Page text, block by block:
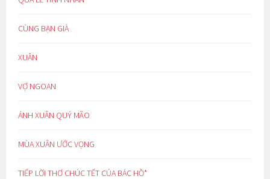
CÙNG BẠN GIÀ
XUÂN
VỢ NGOAN
ÁNH XUÂN QUÝ MÃO
MÙA XUÂN ƯỚC VỌNG
TIẾP LỜI THƠ CHÚC TẾT CỦA BÁC HỒ*